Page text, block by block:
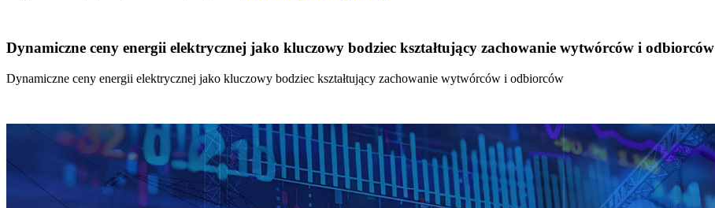
Dynamiczne ceny energii elektrycznej jako kluczowy bodziec kształtujący zachowanie wytwórców i odbiorców
Dynamiczne ceny energii elektrycznej jako kluczowy bodziec kształtujący zachowanie wytwórców i odbiorców